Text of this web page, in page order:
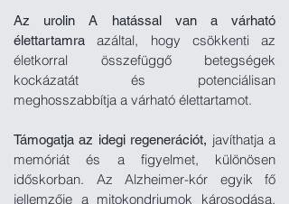
Az urolin A hatással van a várható
élettartamra azáltal, hogy csökkenti az
életkorral összefüggő betegségek
kockázatát és potenciálisan
meghosszabbítja a várható élettartamot.
Támogatja az idegi regenerációt, javíthatja a
memóriát és a figyelmet, különösen
időskorban. Az Alzheimer-kór egyik fő
jellemzője a mitokondriumok károsodása.